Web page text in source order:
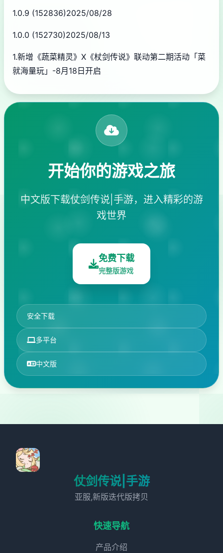
1.0.9 (152836)2025/08/28
1.0.0 (152730)2025/08/13
1.新增《蔬菜精灵》X《杖剑传说》联动第二期活动「菜
就海量玩」-8月18日开启
开始你的游戏之旅
中文版下载仗剑传说|手游，进入精彩的游
戏世界
免费下载
完整版游戏
安全下载
多平台
中文版
仗剑传说|手游
亚服,新版迭代版拷贝
快速导航
产品介绍